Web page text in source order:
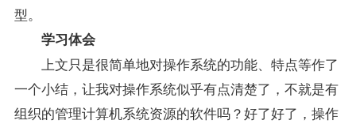
型。
学习体会
上文只是很简单地对操作系统的功能、特点等作了
一个小结，让我对操作系统似乎有点清楚了，不就是有
组织的管理计算机系统资源的软件吗？好了好了，操作